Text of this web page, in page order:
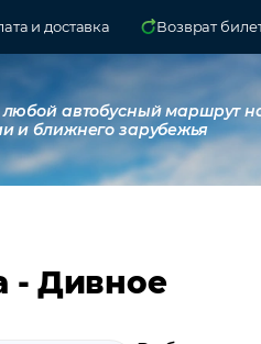
и доставка Возврат
любой автобусный маршрут
и ближнего зарубежья
- Дивное